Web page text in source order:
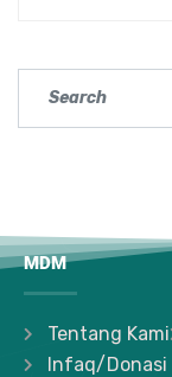
MDM
Tentang Kami
Infaq/Donasi